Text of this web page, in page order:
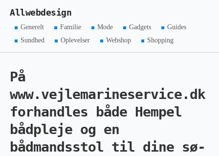
Allwebdesign
Generelt Familie Mode Gadgets
Guides
Sundhed
Oplevelser Webshop Shopping
På
www.vejlemarineservice.dk
forhandles både Hempel
bådpleje og en
bådmandsstol til dine sø-